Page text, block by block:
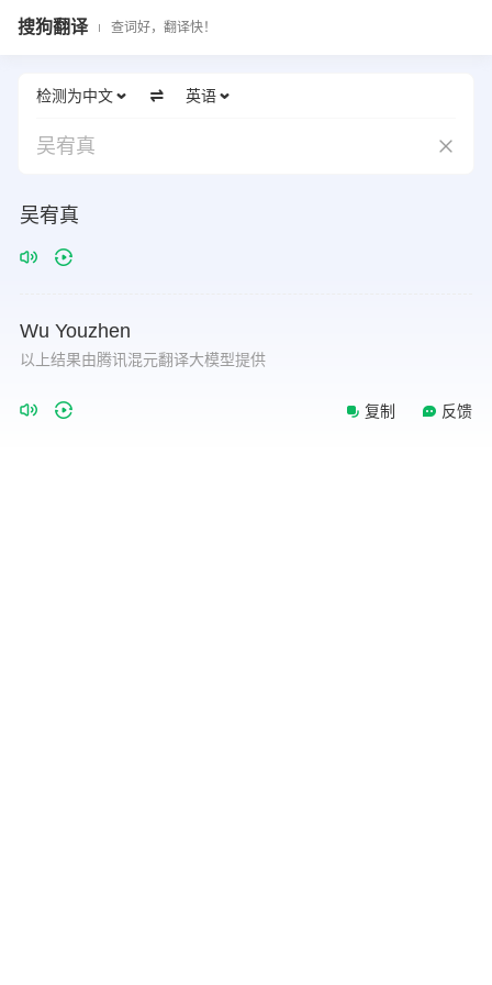
搜狗翻译 查词好，翻译快！
检测为中文 英语
吴宥真
吴宥真
Wu Youzhen
以上结果由腾讯混元翻译大模型提供
复制 反馈